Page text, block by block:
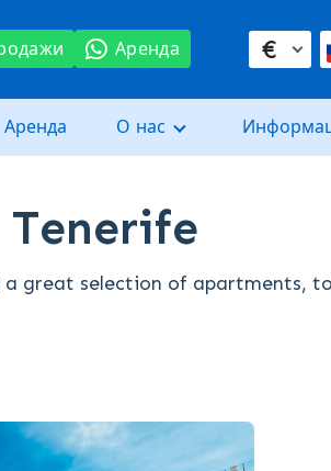
Аренда €
Аренда О нас
great selection of apartments,